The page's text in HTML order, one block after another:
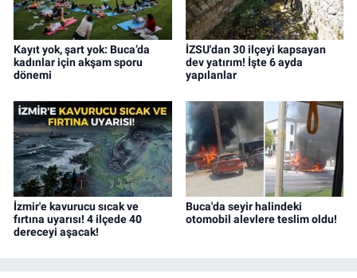
Kayıt yok, şart yok: Buca’da
kadınlar için akşam sporu
dönemi
İZSU'dan 30 ilçeyi kapsayan
dev yatırım! İşte 6 ayda
yapılanlar
İzmir'e kavurucu sıcak ve
fırtına uyarısı! 4 ilçede 40
dereceyi aşacak!
Buca'da seyir halindeki
otomobil alevlere teslim oldu!